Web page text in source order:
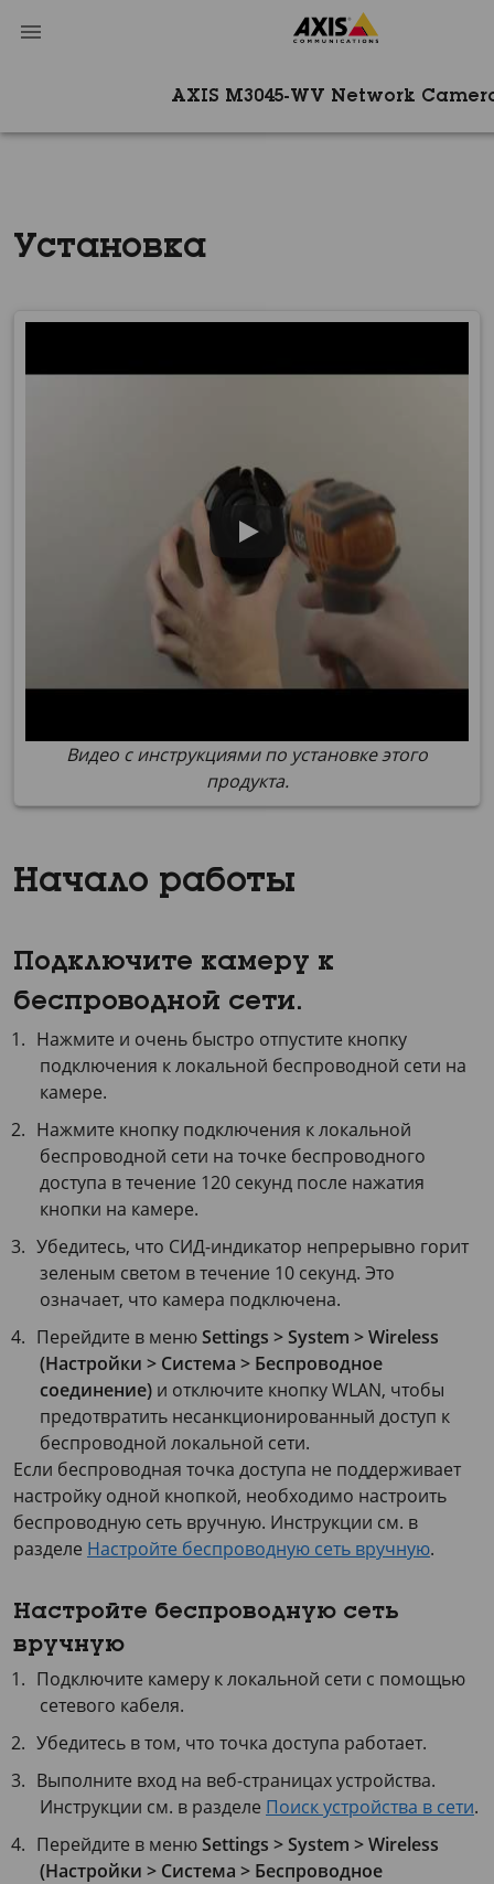
AXIS M3045-WV Network
Установка
Видео с инструкциями по установке этого
продукта.
Начало работы
Подключите камеру к
беспроводной сети.
Нажмите и очень быстро отпустите кнопку
подключения к локальной беспроводной сети на
камере.
Нажмите кнопку подключения к локальной
беспроводной сети на точке беспроводного
доступа в течение 120 секунд после нажатия
кнопки на камере.
Убедитесь, что СИД-индикатор непрерывно горит
зеленым светом в течение 10 секунд. Это
означает, что камера подключена.
Перейдите в менюSettings > System > Wireless
(Настройки > Система > Беспроводное
соединение) и отключите кнопку WLAN, чтобы
предотвратить несанкционированный доступ к
беспроводной локальной сети.
Если беспроводная точка доступа не поддерживает
настройку одной кнопкой, необходимо настроить
беспроводную сеть вручную. Инструкции см. в
разделе Настройте беспроводную сеть вручную.
Настройте беспроводную сеть
вручную
Подключите камеру к локальной сети с помощью
сетевого кабеля.
Убедитесь в том, что точка доступа работает.
Выполните вход на веб-страницах устройства.
Инструкции см. в разделе Поиск устройства в сети.
Перейдите в менюSettings > System > Wireless
(Настройки > Система > Беспроводное